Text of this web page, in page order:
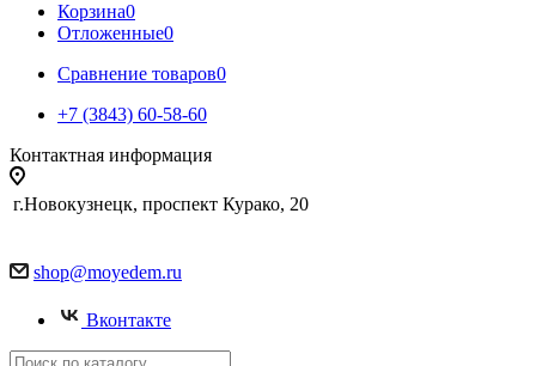
Корзина0
Отложенные0
Сравнение товаров0
+7 (3843) 60-58-60
Контактная информация
г.Новокузнецк, проспект Курако, 20
shop@moyedem.ru
Вконтакте